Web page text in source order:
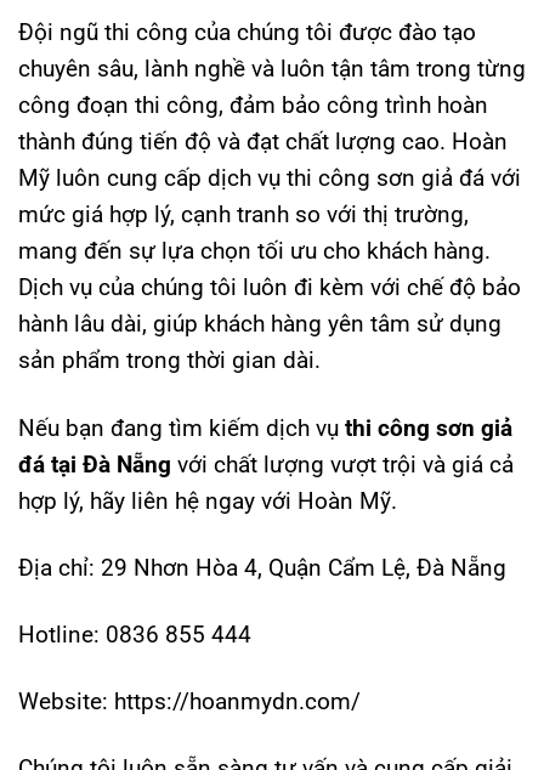
Đội ngũ thi công của chúng tôi được đào tạo
chuyên sâu, lành nghề và luôn tận tâm trong từng
công đoạn thi công, đảm bảo công trình hoàn
thành đúng tiến độ và đạt chất lượng cao. Hoàn
Mỹ luôn cung cấp dịch vụ thi công sơn giả đá với
mức giá hợp lý, cạnh tranh so với thị trường,
mang đến sự lựa chọn tối ưu cho khách hàng.
Dịch vụ của chúng tôi luôn đi kèm với chế độ bảo
hành lâu dài, giúp khách hàng yên tâm sử dụng
sản phẩm trong thời gian dài.
Nếu bạn đang tìm kiếm dịch vụ thi công sơn giả
đá tại Đà Nẵng với chất lượng vượt trội và giá cả
hợp lý, hãy liên hệ ngay với Hoàn Mỹ.
Địa chỉ: 29 Nhơn Hòa 4, Quận Cẩm Lệ, Đà Nẵng
Hotline: 0836 855 444
Website: https://hoanmydn.com/